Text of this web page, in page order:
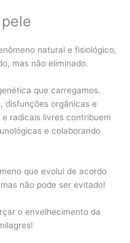
natural e fisiológico,
mas não eliminado.
que carregamos.
disfunções orgânicas e
radicais livres contribuem
e colaborando
que evolui de acordo
não pode ser evitado!
o envelhecimento da